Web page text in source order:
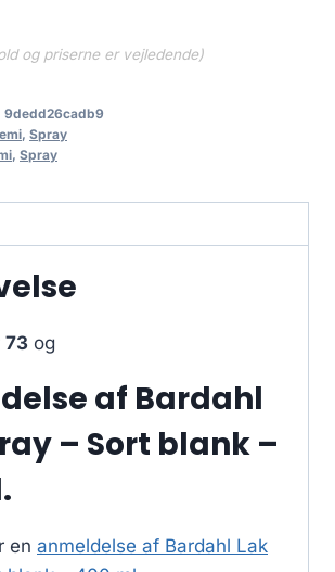
og priserne er vejledende)
9dedd26cadb9
, Spray
, Spray
73 og
af Bardahl
– Sort blank –
en anmeldelse af Bardahl Lak